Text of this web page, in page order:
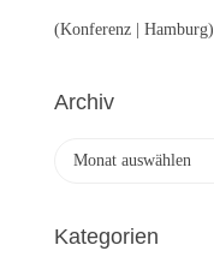
(Konferenz | Hamburg)
Archiv
h
Kategorien